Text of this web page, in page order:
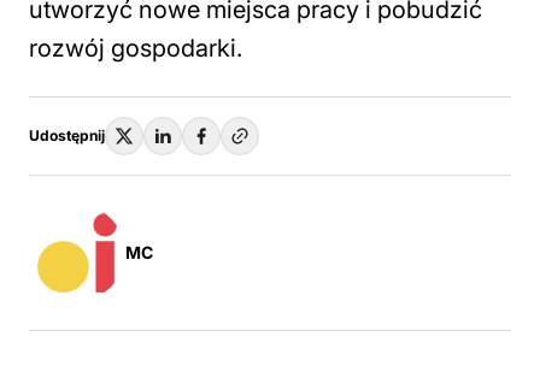
utworzyć nowe miejsca pracy i pobudzić
rozwój gospodarki.
Udostępnij
MC